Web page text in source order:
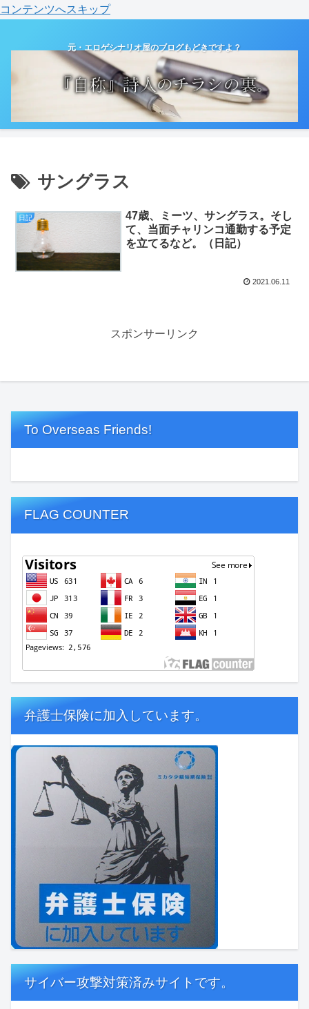
コンテンツへスキップ
元・エロゲシナリオ屋のブログもどきですよ？
サングラス
日記
47歳、ミーツ、サングラス。そし
て、当面チャリンコ通勤する予定
を立てるなど。（日記）
2021.06.11
スポンサーリンク
To Overseas Friends!
FLAG COUNTER
弁護士保険に加入しています。
サイバー攻撃対策済みサイトです。